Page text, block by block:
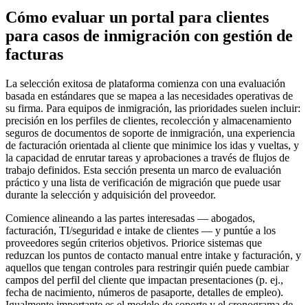
Cómo evaluar un portal para clientes
para casos de inmigración con gestión de
facturas
La selección exitosa de plataforma comienza con una evaluación
basada en estándares que se mapea a las necesidades operativas de
su firma. Para equipos de inmigración, las prioridades suelen incluir:
precisión en los perfiles de clientes, recolección y almacenamiento
seguros de documentos de soporte de inmigración, una experiencia
de facturación orientada al cliente que minimice los idas y vueltas, y
la capacidad de enrutar tareas y aprobaciones a través de flujos de
trabajo definidos. Esta sección presenta un marco de evaluación
práctico y una lista de verificación de migración que puede usar
durante la selección y adquisición del proveedor.
Comience alineando a las partes interesadas — abogados,
facturación, TI/seguridad e intake de clientes — y puntúe a los
proveedores según criterios objetivos. Priorice sistemas que
reduzcan los puntos de contacto manual entre intake y facturación, y
aquellos que tengan controles para restringir quién puede cambiar
campos del perfil del cliente que impactan presentaciones (p. ej.,
fecha de nacimiento, números de pasaporte, detalles de empleo).